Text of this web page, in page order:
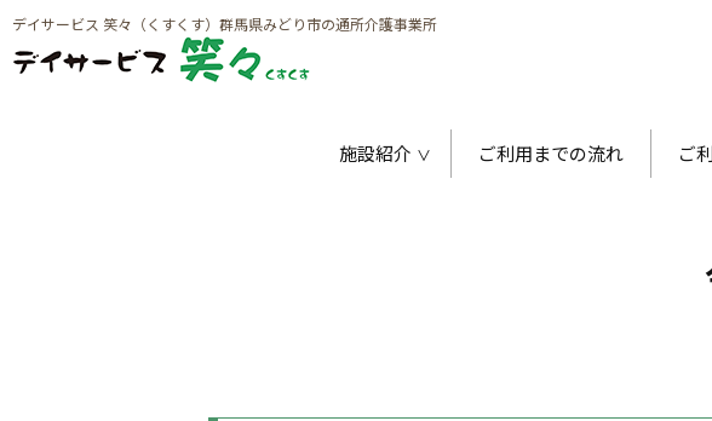
デイサービス 笑々（くすくす）群馬県みどり市の通所介護事業所
施設紹介 ご利用までの流れ ご